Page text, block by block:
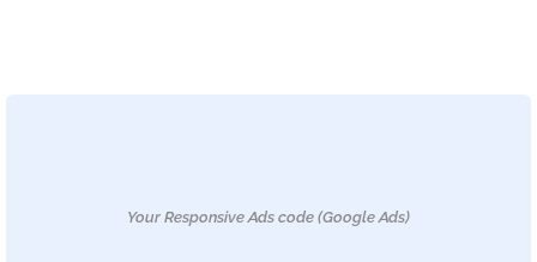
Your Responsive Ads code (Google Ads)